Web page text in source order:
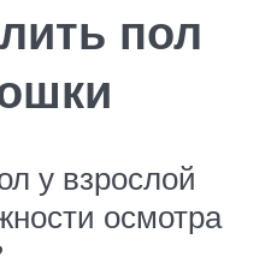
пол
у взрослой
осмотра